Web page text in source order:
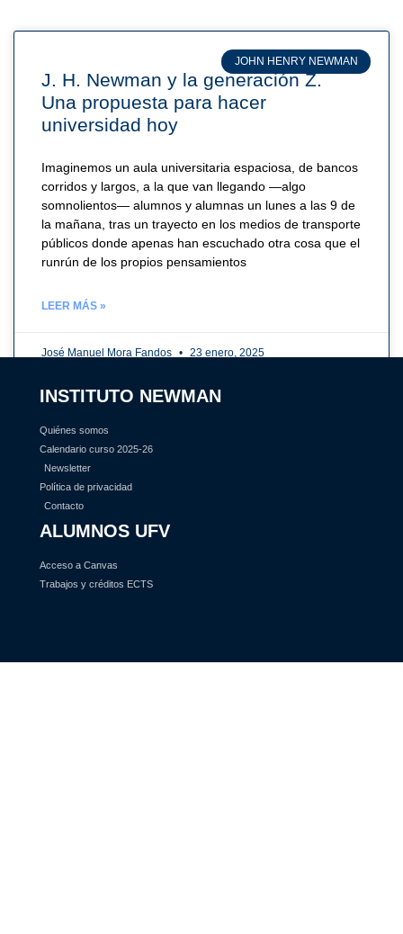
JOHN HENRY NEWMAN
J. H. Newman y la generación Z.
Una propuesta para hacer
universidad hoy
Imaginemos un aula universitaria espaciosa, de bancos
corridos y largos, a la que van llegando —algo
somnolientos— alumnos y alumnas un lunes a las 9 de
la mañana, tras un trayecto en los medios de transporte
públicos donde apenas han escuchado otra cosa que el
runrún de los propios pensamientos
LEER MÁS »
José Manuel Mora Fandos 23 enero, 2025
INSTITUTO NEWMAN
Quiénes somos
Calendario curso 2025-26
Newsletter
Política de privacidad
Contacto
ALUMNOS UFV
Acceso a Canvas
Trabajos y créditos ECTS